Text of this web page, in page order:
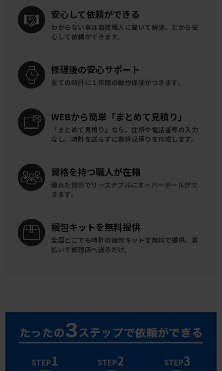
安心して依頼ができる
わからない事は直接職人に聞いて解決。 だから安
心して依頼ができます。
修理後の安心サポート
全ての時計に １年間の動作保証がつきます。
WEBから簡単 「まとめて見積り」
「まとめて見積り」なら、住所や電話番号の入力
なし。時計を送らずに概算見積りを作成します。
資格を持つ職人が在籍
優れた技術でリーズナブルにオーバーホールがで
きます。
梱包キットを無料提供
全国どこでも時計の梱包キットを 無料で提供。 着
払いで修理店へ送るだけ。